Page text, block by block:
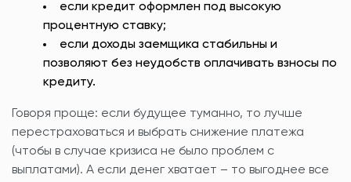
если кредит оформлен под высокую
процентную ставку;
если доходы заемщика стабильны и
позволяют без неудобств оплачивать взносы по
кредиту.
Говоря проще: если будущее туманно, то лучше
перестраховаться и выбрать снижение платежа
(чтобы в случае кризиса не было проблем с
выплатами). А если денег хватает – то выгоднее все